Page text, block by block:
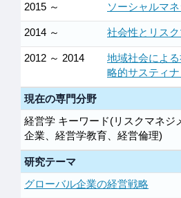
2015 ～ ソーシャルマ
2014 ～ 社会性とリス
2012 ～ 2014
地域社会によ
略的サスティ
現在の専門分野
経営学 キーワード(リスクマネジ
企業、経営学教育、経営倫理)
研究テーマ
グローバル企業の経営戦略